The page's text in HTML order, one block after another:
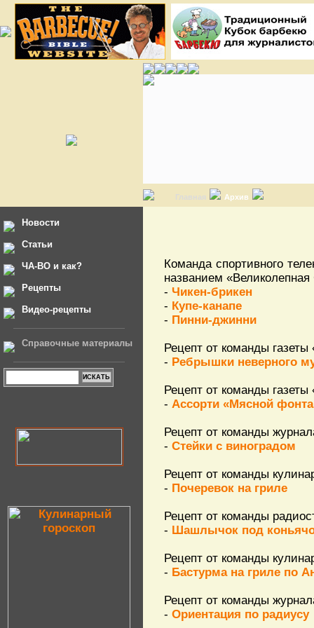
Главная Архив
Новости
Статьи
ЧА-ВО и как?
Рецепты
Видео-рецепты
Справочные материалы
Команда спортивного
названием
- Чикен-брикен
- Купе-канапе
- Пинни-джинни
Рецепт от команды
- Ребрышки неверного
Рецепт от команды
- Ассорти «Мясной
Рецепт от команды
- Стейки с виноградом
Рецепт от команды
- Почеревок на гриле
Рецепт от команды
- Шашлычок под
Рецепт от команды
- Бастурма на гриле по
Рецепт от команды
- Ориентация по радиусу